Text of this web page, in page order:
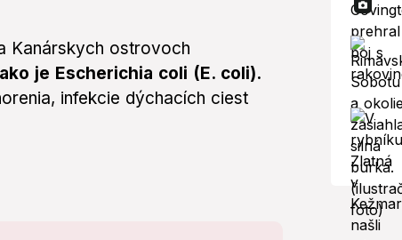
Kanárskych ostrovoch
ako je Escherichia coli (E. coli).
infekcie dýchacích ciest